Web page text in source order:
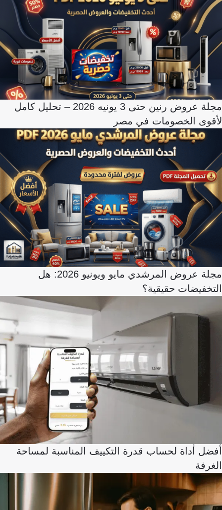
مجلة عروض رنين حتى 3 يونيه 2026 – تحليل كامل
لأقوى الخصومات في مصر
مجلة عروض المرشدي مايو ويونيو 2026: هل
التخفيضات حقيقية؟
أفضل أداة لحساب قدرة التكييف المناسبة لمساحة
الغرفة